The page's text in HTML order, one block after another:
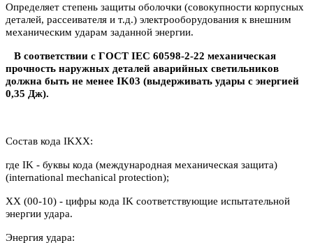
Определяет степень защиты оболочки (совокупности корпусных
деталей, рассеивателя и т.д.) электрооборудования к внешним
механическим ударам заданной энергии.
В соответствии с ГОСТ IEC 60598-2-22 механическая
прочность наружных деталей аварийных светильников
должна быть не менее IK03 (выдерживать удары с энергией
0,35 Дж).
Состав кода IKXX:
где IK - буквы кода (международная механическая защита)
(international mechanical protection);
XX (00-10) - цифры кода IK соответствующие испытательной
энергии удара.
Энергия удара: